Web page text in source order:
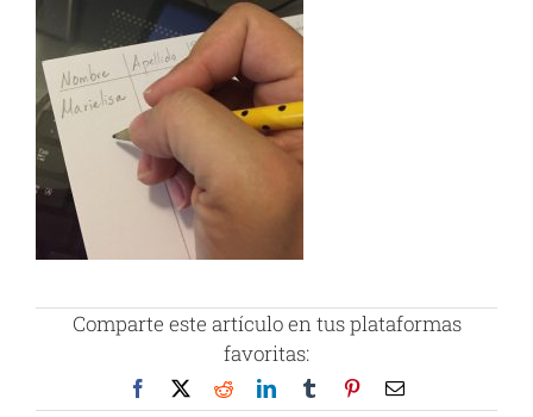
Comparte este artículo en tus plataformas
favoritas:
Facebook RedditLinkedInTumblr PinterestCorreo
electrónico